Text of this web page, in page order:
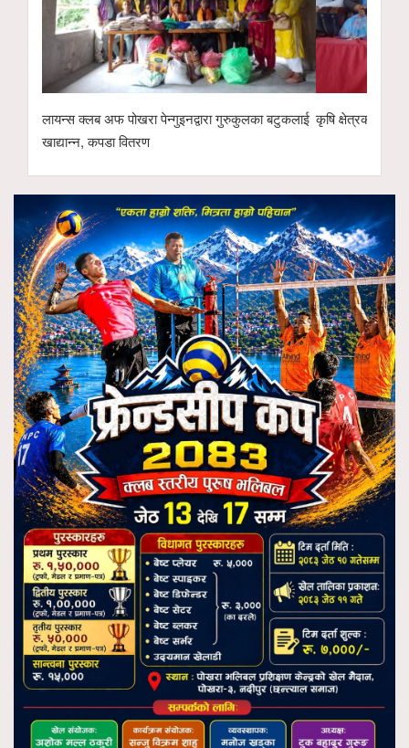
लायन्स क्लब अफ पोखरा पेन्गुइनद्वारा गुरुकुलका बटुकलाई
खाद्यान्न, कपडा वितरण
कृषि क्षेत्रको